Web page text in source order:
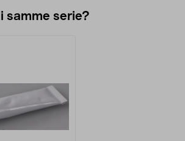
samme serie?